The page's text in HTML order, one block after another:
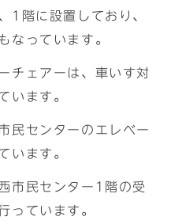
1階に設置しており、
なっています。
チェアーは、車いす対
います。
民センターのエレベー
います。
市民センター1階の受
っています。